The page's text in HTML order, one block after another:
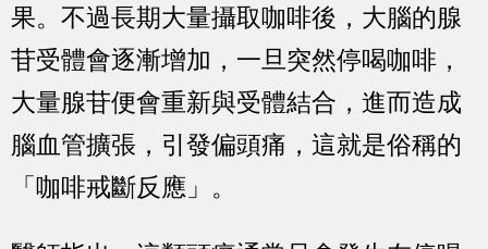
果。不過長期大量攝取咖啡後，大腦的腺
苷受體會逐漸增加，一旦突然停喝咖啡，
大量腺苷便會重新與受體結合，進而造成
腦血管擴張，引發偏頭痛，這就是俗稱的
「咖啡戒斷反應」。